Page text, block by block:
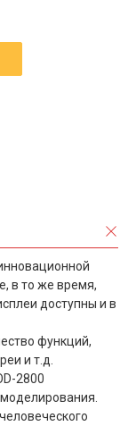
в то же время,
доступны и в
функций,
и т.д.
2800